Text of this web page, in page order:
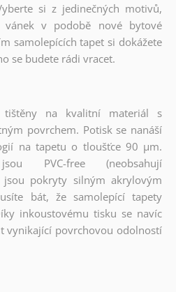
si z jedinečných motivů,
v podobě nové bytové
samolepících tapet si dokážete
se budete rádi vracet.
tištěny na kvalitní materiál s
povrchem. Potisk se nanáší
na tapetu o tloušťce 90 µm.
PVC-free (neobsahují
jsou pokryty silným akrylovým
bát, že samolepící tapety
inkoustovému tisku se navíc
vynikající povrchovou odolností